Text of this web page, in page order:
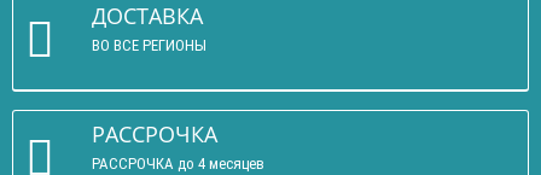
ДОСТАВКА
ВО ВСЕ РЕГИОНЫ
РАССРОЧКА
РАССРОЧКА до 4 месяцев